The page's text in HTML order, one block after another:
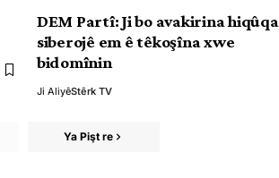
DEM Partî: Ji bo avakirina hiqûqa
siberojê em ê têkoşîna xwe
bidomînin
Ji AliyêStêrk TV
Ya Pişt re